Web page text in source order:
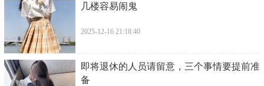
​几楼容易闹鬼
2025-12-16 21:18:40
​即将退休的人员请留意，三个事情要提前准
备